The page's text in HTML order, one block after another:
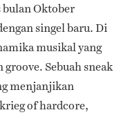
Oktober
singel baru. Di
musikal yang
Sebuah sneak
menjanjikan
of hardcore,